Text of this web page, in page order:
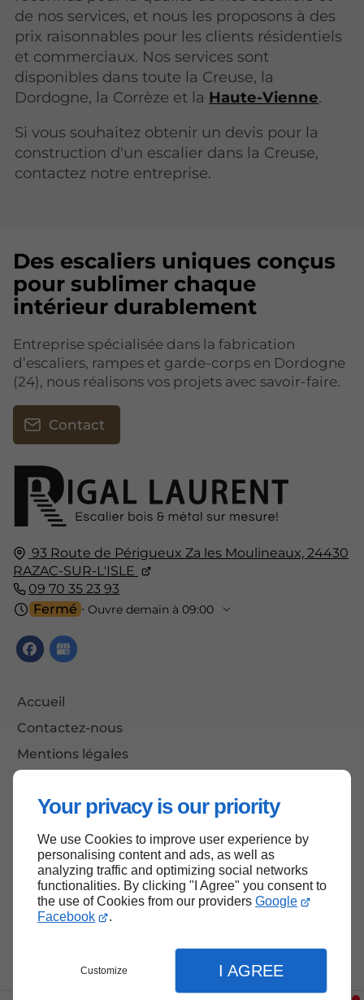
Your privacy is our priority
We use Cookies to improve user experience by
personalising content and ads, as well as
analyzing traffic and optimizing social networks
functionalities. By clicking "I Agree" you consent to
the use of Cookies from our providers Google
Facebook
.
Customize I AGREE
de nos services, et nous les proposons à des
prix raisonnables pour les clients résidentiels
et commerciaux. Nos services sont
disponibles dans toute la Creuse, la
Dordogne, la Corrèze et la Haute-Vienne.
Si vous souhaitez obtenir un devis pour la
construction d'un escalier dans la Creuse,
contactez notre entreprise.
93 Route de Périgueux Za les Moulineaux,24430
RAZAC-SUR-L'ISLE
09 70 35 23 93
Fermé ⋅ Ouvre demain à 09:00
Accueil
Contactez-nous
Mentions légales
Des escaliers uniques conçus
pour sublimer chaque
intérieur durablement
Entreprise spécialisée dans la fabrication
d’escaliers, rampes et garde-corps en Dordogne
(24), nous réalisons vos projets avec savoir-faire.
Contact
Haut de page